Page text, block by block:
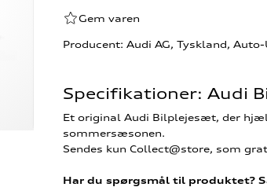
Gem varen
Producent: Audi AG, Tyskland,
Specifikationer: Audi
Et original Audi Bilplejesæt, der
sommersæsonen.
Sendes kun Collect@store, som
Har du spørgsmål til produktet?